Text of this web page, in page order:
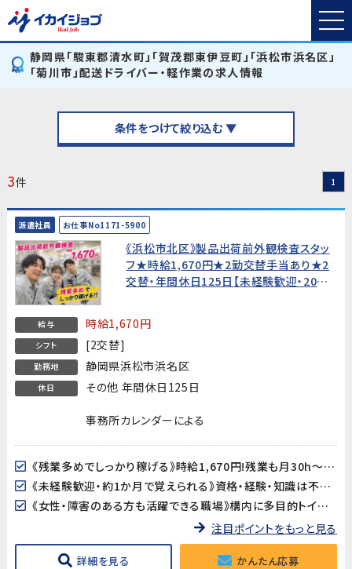
静岡県「駿東郡清水町」「賀茂郡東伊豆町」「浜松市浜名区」
「菊川市」配送ドライバー・軽作業の求人情報
条件をつけて絞り込む ▼
3件 1
派遣社員 お仕事No1171-5900
《浜松市北区》製品出荷前外観検査スタッ
フ★時給1,670円★2勤交替手当あり★2
交替・年間休日125日【未経験歓迎・20
給与 時給1,670円
シフト [2交替]
勤務地 静岡県浜松市浜名区
休日 その他 年間休日125日
事務所カレンダーによる
《残業多めでしっかり稼げる》時給1,670円!残業も月30h～70h程度（生産量により変動）と多めで、しっかり稼げます!
《未経験歓迎・約1か月で覚えられる》資格・経験・知識は不要。製品の外観を確認するシンプルな検査業務なので、未経験からでも約1か月でしっかり習得できます。
《女性・障害のある方も活躍できる職場》構内に多目的トイレも完備されており、どなたでも働きやすい環境が整っています。
注目ポイントをもっと見る
詳細を見る かんたん応募